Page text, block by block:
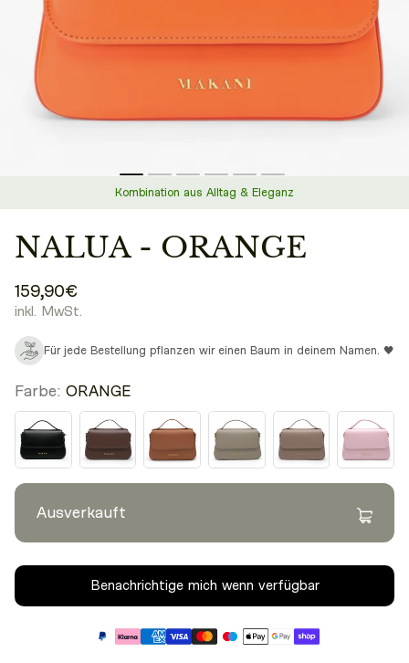
Kombination aus Alltag & Eleganz
NALUA - ORANGE
159,90€
inkl. MwSt.
Für jede Bestellung pflanzen wir einen Baum in deinem Namen. 🖤
Farbe: ORANGE
Ausverkauft
Benachrichtige mich wenn verfügbar